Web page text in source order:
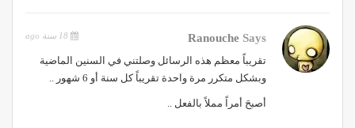
Ranouche Says
تقريباً معظم هذه الرسائل وصلتني في السنين الماضية
وبشكل متكرر مرة واحدة تقريباً كل سنة أو 6 شهور ..
أصبحَ أمراً مملاً بالفعل ..